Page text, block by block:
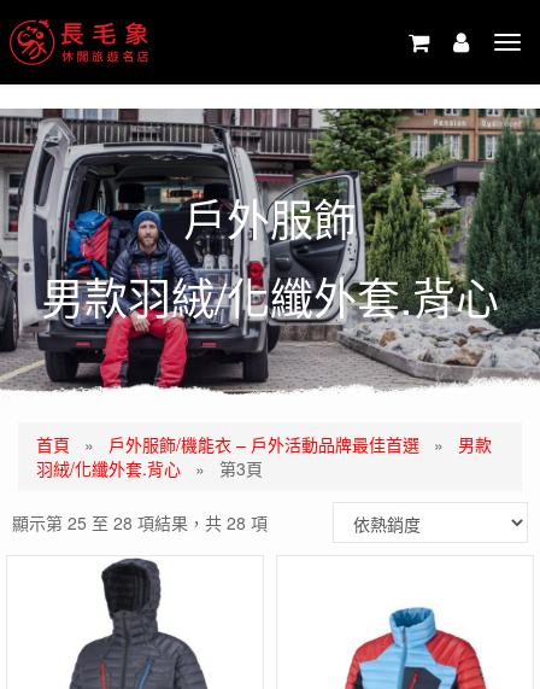
戶外服飾
男款羽絨/化纖外套.背心
首頁 » 戶外服飾/機能衣 – 戶外活動品牌最佳首選 » 男款
羽絨/化纖外套.背心 » 第3頁
顯示第 25 至 28 項結果，共 28 項